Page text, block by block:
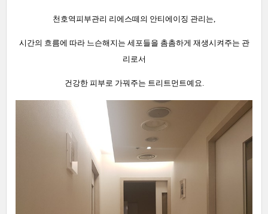
천호역피부관리 리에스떼의 안티에이징 관리는,
시간의 흐름에 따라 느슨해지는 세포들을 촘촘하게 재생시켜주는 관
리로서
건강한 피부로 가꿔주는 트리트먼트예요.